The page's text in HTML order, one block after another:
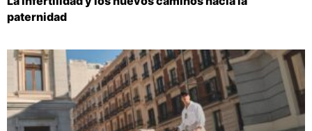
paternidad